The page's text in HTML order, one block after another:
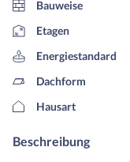
Bauweise
Etagen
Energiestandard
Dachform
Hausart
Beschreibung